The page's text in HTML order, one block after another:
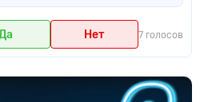
Нет 7 голосов